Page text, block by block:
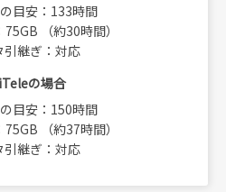
目安：133時間
（約30時間）
引継ぎ：対応
の場合
目安：150時間
（約37時間）
引継ぎ：対応